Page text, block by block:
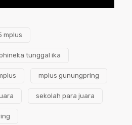
mplus
tunggal ika
mplus gunungpring
sekolah para juara